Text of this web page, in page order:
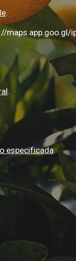
.
maps.app.goo.gl/
.
especificada.